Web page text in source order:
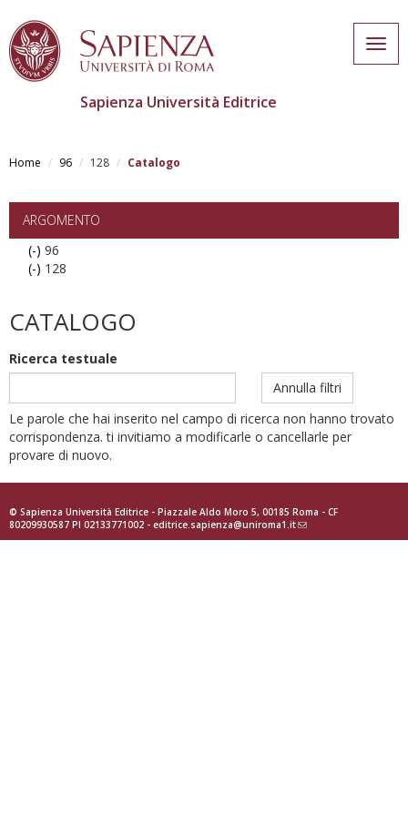
main
Sapienza Università Editrice
Home 96 128 Catalogo
ARGOMENTO
(-) Remove
96
96
(-) Remove
128
CATALOGO
Ricerca testuale
Annulla filtri
Le parole che hai inserito nel campo di ricerca non hanno trovato
corrispondenza. ti invitiamo a modificarle o cancellarle per
provare di nuovo.
© Sapienza Università Editrice - Piazzale Aldo Moro 5, 00185 Roma - CF
80209930587 PI 02133771002 - editrice.sapienza@uniroma1.it(link
sends